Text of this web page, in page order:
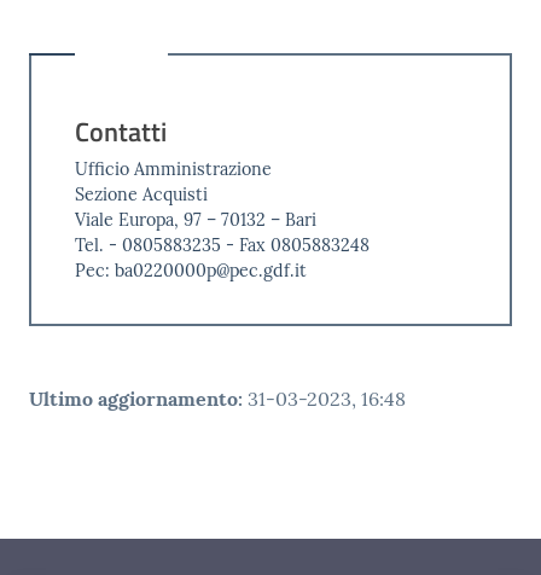
Contatti
Ufficio Amministrazione
Sezione Acquisti
Viale Europa, 97 – 70132 – Bari
Tel. - 0805883235 - Fax 0805883248
Pec: ba0220000p@pec.gdf.it
Ultimo aggiornamento: 31-03-2023, 16:48